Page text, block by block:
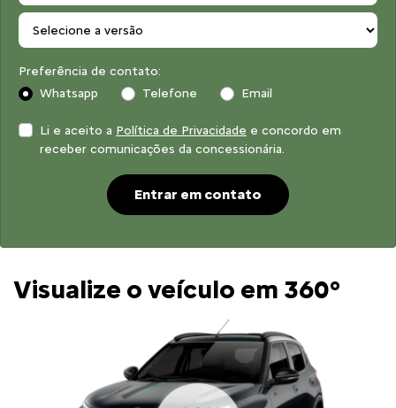
Preferência de contato:
Whatsapp
Telefone Email
Li e aceito a Política de Privacidade e concordo em
receber comunicações da concessionária.
Entrar em contato
Visualize o veículo em 360°